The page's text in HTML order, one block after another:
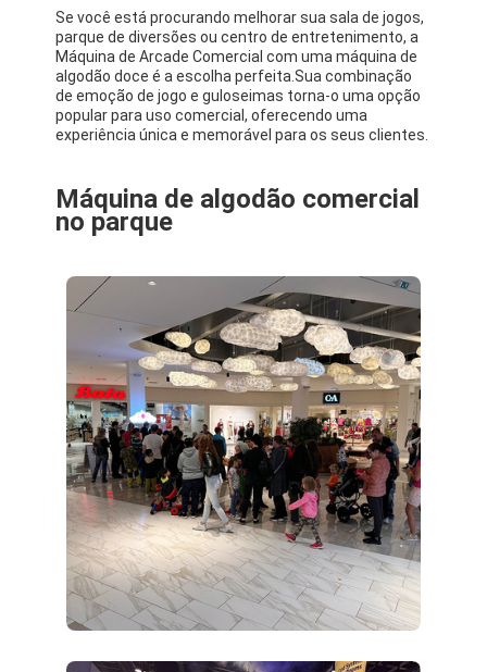
Se você está procurando melhorar sua sala de jogos,
parque de diversões ou centro de entretenimento, a
Máquina de Arcade Comercial com uma máquina de
algodão doce é a escolha perfeita.Sua combinação
de emoção de jogo e guloseimas torna-o uma opção
popular para uso comercial, oferecendo uma
experiência única e memorável para os seus clientes.
Máquina de algodão comercial
no parque